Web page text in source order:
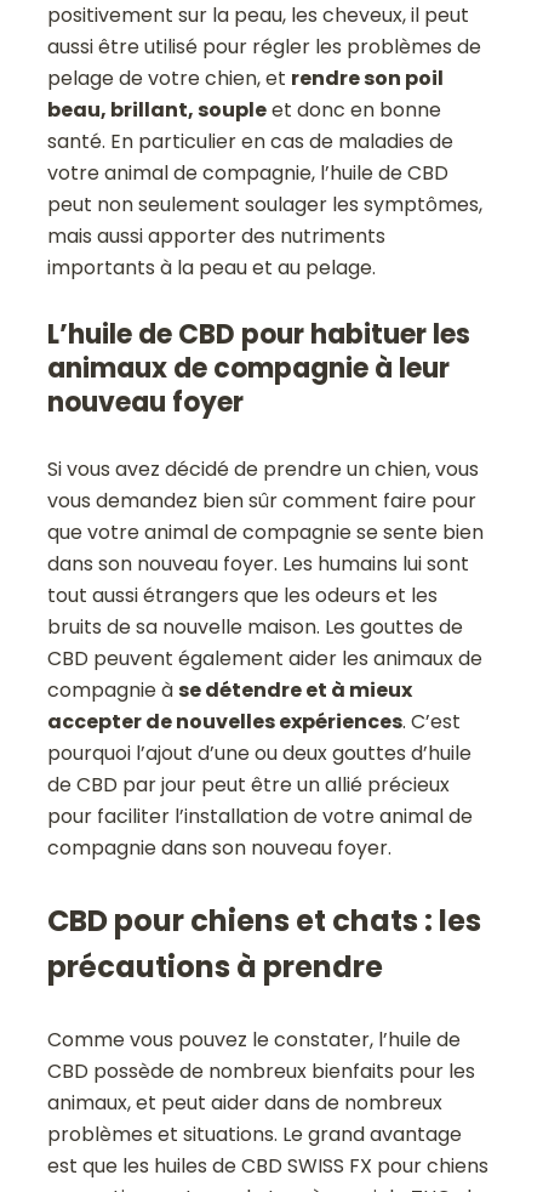
positivement sur la peau, les cheveux, il peut
aussi être utilisé pour régler les problèmes de
pelage de votre chien, et rendre son poil
beau, brillant, soupleet donc en bonne
santé. En particulier en cas de maladies de
votre animal de compagnie, l’huile de CBD
peut non seulement soulager les symptômes,
mais aussi apporter des nutriments
importants à la peau et au pelage.
L’huile de CBD pour habituer les
animaux de compagnie à leur
nouveau foyer
Si vous avez décidé de prendre un chien, vous
vous demandez bien sûr comment faire pour
que votre animal de compagnie se sente bien
dans son nouveau foyer. Les humains lui sont
tout aussi étrangers que les odeurs et les
bruits de sa nouvelle maison. Les gouttes de
CBD peuvent également aider les animaux de
compagnie àse détendre et à mieux
accepter de nouvelles expériences. C’est
pourquoi l’ajout d’une ou deux gouttes d’huile
de CBD par jour peut être un allié précieux
pour faciliter l’installation de votre animal de
compagnie dans son nouveau foyer.
CBD pour chiens et chats : les
précautions à prendre
Comme vous pouvez le constater, l’huile de
CBD possède de nombreux bienfaits pour les
animaux, et peut aider dans de nombreux
problèmes et situations. Le grand avantage
est que les huiles de CBD SWISS FX pour chiens